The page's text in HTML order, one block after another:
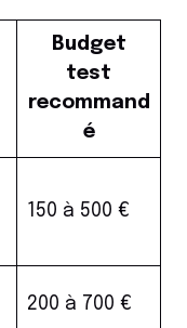
Budget
test
recommand
é
150 à 500 €
200 à 700 €